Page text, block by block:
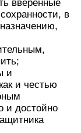
вверенные
в
и
и честью
и достойно